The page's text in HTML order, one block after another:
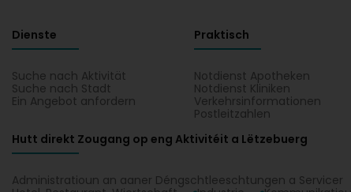
Dienste
Suche nach Aktivität
Suche nach Stadt
Ein Angebot anfordern
Praktisch
Notdienst Apotheken
Notdienst Kliniken
Verkehrsinformationen
Postleitzahlen
Hutt direkt Zougang op eng Aktivitéit a Lëtzebuerg
Administratioun an aaner Déngschtleeschtungen a Servicer